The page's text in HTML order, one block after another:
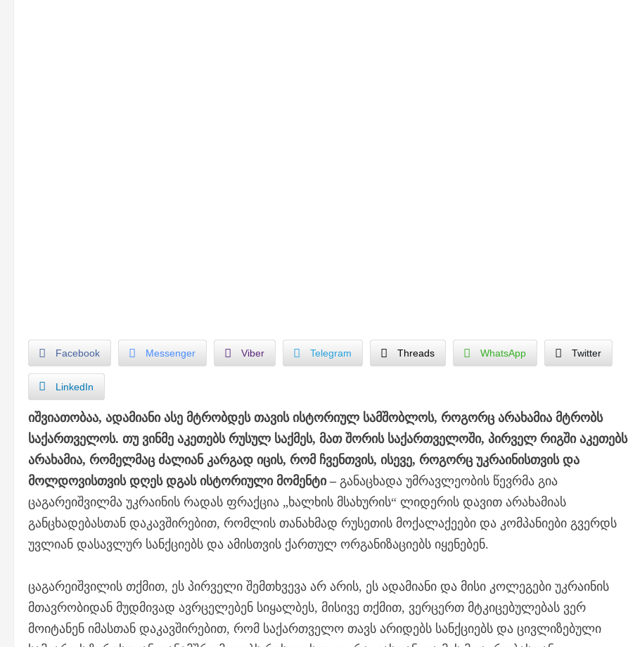
Facebook Messenger Viber Telegram Threads WhatsApp Twitter
LinkedIn
იშვიათობაა, ადამიანი ასე მტრობდეს თავის ისტორიულ სამშობლოს, როგორც არახამია მტრობს
საქართველოს. თუ ვინმე აკეთებს რუსულ საქმეს, მათ შორის საქართველოში, პირველ რიგში აკეთებს
არახამია, რომელმაც ძალიან კარგად იცის, რომ ჩვენთვის, ისევე, როგორც უკრაინისთვის და
მოლდოვისთვის დღეს დგას ისტორიული მომენტი –განაცხადა უმრავლეობის წევრმა გია
ცაგარეიშვილმა უკრაინის რადას ფრაქცია „ხალხის მსახურის“ ლიდერის დავით არახამიას
განცხადებასთან დაკავშირებით, რომლის თანახმად რუსეთის მოქალაქეები და კომპანიები გვერდს
უვლიან დასავლურ სანქციებს და ამისთვის ქართულ ორგანიზაციებს იყენებენ.
ცაგარეიშვილის თქმით, ეს პირველი შემთხვევა არ არის, ეს ადამიანი და მისი კოლეგები უკრაინის
მთავრობიდან მუდმივად ავრცელებენ სიყალბეს, მისივე თქმით, ვერცერთ მტკიცებულებას ვერ
მოიტანენ იმასთან დაკავშირებით, რომ საქართველო თავს არიდებს სანქციებს და ცივლიზებული